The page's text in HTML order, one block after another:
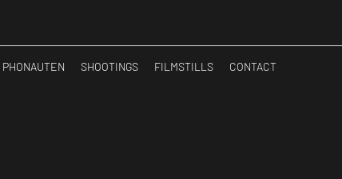
SHOOTINGS FILMSTILLS CONTACT